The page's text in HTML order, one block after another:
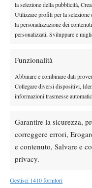
la selezione della pubblicità,
Utilizzare profili per la
la personalizzazione dei
personalizzati, Sviluppare e
Funzionalità
Abbinare e combinare dati
Collegare diversi dispositivi,
informazioni trasmesse
Garantire la sicurezza,
correggere errori,
e contenuto, Salvare e
privacy.
Gestisci 1410 fornitori
Atp
Sinner,
Le
Dal
Atp
Auger-
Masters